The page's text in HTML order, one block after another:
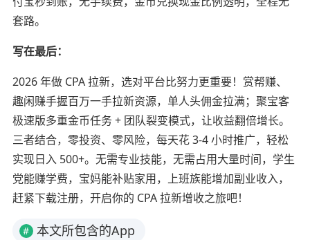
套路。
写在最后：
2026 年做 CPA 拉新，选对平台比努力更重要！赏帮赚、
趣闲赚手握百万一手拉新资源，单人头佣金拉满；聚宝客
极速版多重金币任务 + 团队裂变模式，让收益翻倍增长。
三者结合，零投资、零风险，每天花 3-4 小时推广，轻松
实现日入 500+。无需专业技能，无需占用大量时间，学生
党能赚学费，宝妈能补贴家用，上班族能增加副业收入，
赶紧下载注册，开启你的 CPA 拉新增收之旅吧！
# 本文所包含的App